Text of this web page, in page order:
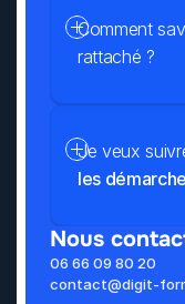
Nous
06 66 09 80 20
contact@digit-
Comment
rattaché ?
Je veux
les